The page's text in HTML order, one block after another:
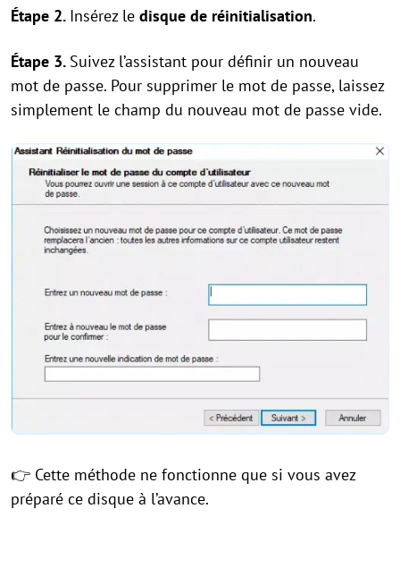
Étape 2. Insérez le disque de réinitialisation.
Étape 3. Suivez l’assistant pour définir un nouveau
mot de passe. Pour supprimer le mot de passe, laissez
simplement le champ du nouveau mot de passe vide.
👉 Cette méthode ne fonctionne que si vous avez
préparé ce disque à l’avance.